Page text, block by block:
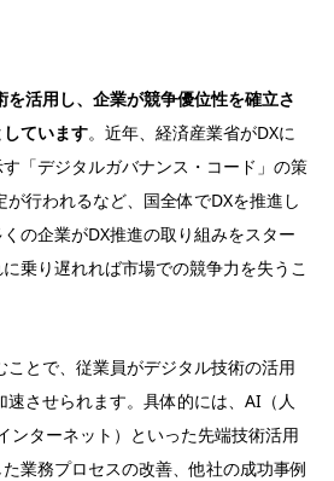
を活用し、企業が競争優位性を確立さ
ています。近年、経済産業省がDXに
「デジタルガバナンス・コード」の策
が行われるなど、国全体でDXを推進し
の企業がDX推進の取り組みをスター
乗り遅れれば市場での競争力を失うこ
ことで、従業員がデジタル技術の活用
速させられます。具体的には、AI（人
ンターネット）といった先端技術活用
業務プロセスの改善、他社の成功事例